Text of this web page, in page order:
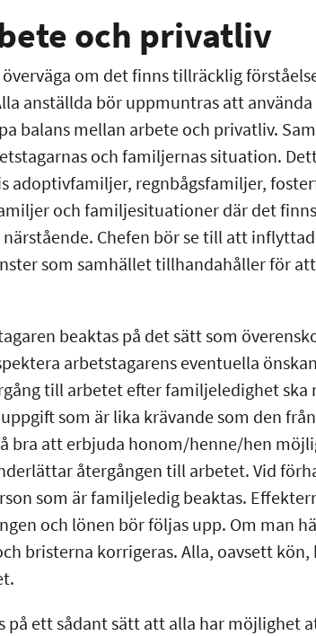
och privatliv
om det finns tillräcklig
anställda bör uppmuntras att
balans mellan arbete och privatliv.
och familjernas situation.
adoptivfamiljer, regnbågsfamiljer,
och familjesituationer där det
Chefen bör se till att
som samhället tillhandahåller för
beaktas på det sätt som
arbetstagarens eventuella
till arbetet efter familjeledighet ska
som är lika krävande som den
bra att erbjuda honom/henne/hen
återgången till arbetet. Vid
som är familjeledig beaktas.
och lönen bör följas upp. Om man
bristerna korrigeras. Alla, oavsett
på ett sådant sätt att alla har möjlighet